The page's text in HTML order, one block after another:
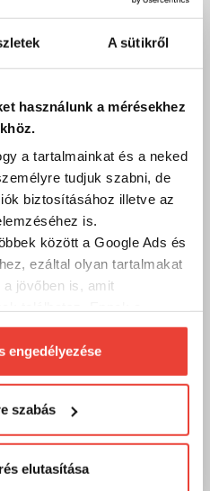
A sütikről
használunk a mérésekhez
a tartalmainkat és a neked
tudjuk szabni, de
biztosításához illetve az
is.
között a Google Ads és
ezáltal olyan tartalmakat
jövőben is, amit
engedd meg
formában nem fogunk
ezzel kapcsolatban.
engedélyezése
szabás
elutasítása
a számodra megfelelő, a
illő
sikeres lenni a parton vagy a
a kérdéseidre és
a személyre szabott
kiegészítőt! Munkanapokon
problémád vagy
belül felvesszük